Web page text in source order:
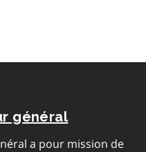
général
a pour mission de